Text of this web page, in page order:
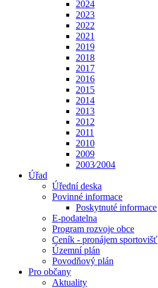
2024
2023
2022
2021
2019
2018
2017
2016
2015
2014
2013
2012
2011
2010
2009
2003⁄2004
Úřad
Úřední deska
Povinné informace
Poskytnuté informace
E-podatelna
Program rozvoje obce
Ceník - pronájem sportovišť
Územní plán
Povodňový plán
Pro občany
Aktuality